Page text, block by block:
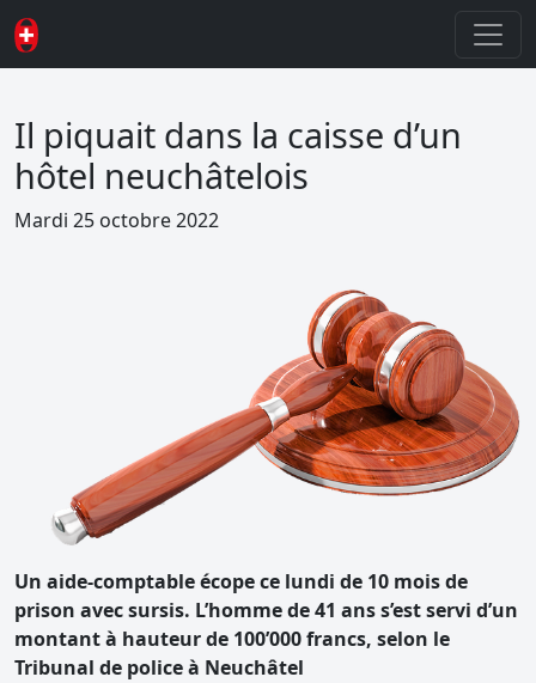
Il piquait dans la caisse d’un
hôtel neuchâtelois
Mardi 25 octobre 2022
Un aide-comptable écope ce lundi de 10 mois de
prison avec sursis. L’homme de 41 ans s’est servi d’un
montant à hauteur de 100’000 francs, selon le
Tribunal de police à Neuchâtel